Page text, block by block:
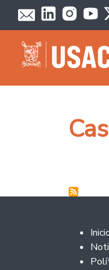
Passar para o conteúdo